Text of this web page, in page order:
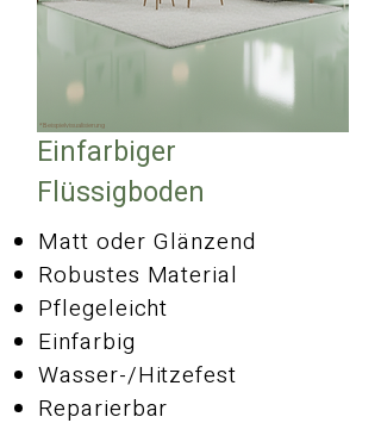
*Beispielvisualisierung
Einfarbiger
Flüssigboden
Matt oder Glänzend
Robustes Material
Pflegeleicht
Einfarbig
Wasser-/Hitzefest
Reparierbar